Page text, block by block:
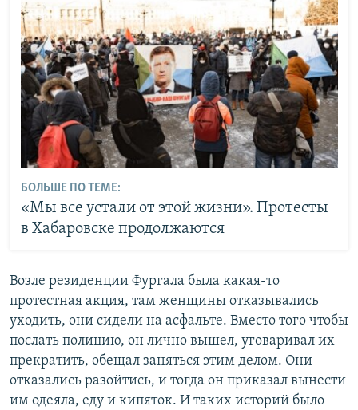
БОЛЬШЕ ПО ТЕМЕ:
«Мы все устали от этой жизни». Протесты
в Хабаровске продолжаются
Возле резиденции Фургала была какая-то
протестная акция, там женщины отказывались
уходить, они сидели на асфальте. Вместо того чтобы
послать полицию, он лично вышел, уговаривал их
прекратить, обещал заняться этим делом. Они
отказались разойтись, и тогда он приказал вынести
им одеяла, еду и кипяток. И таких историй было